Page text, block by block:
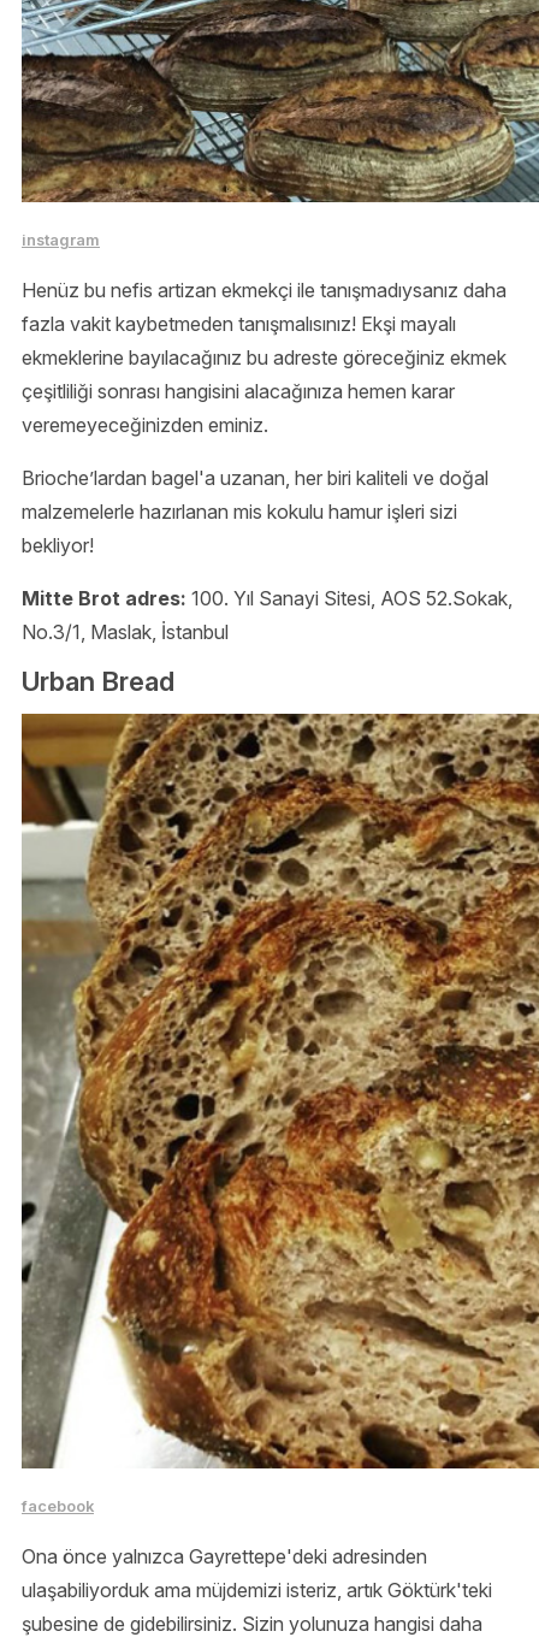
instagram
Henüz bu nefis artizan ekmekçi ile tanışmadıysanız daha
fazla vakit kaybetmeden tanışmalısınız! Ekşi mayalı
ekmeklerine bayılacağınız bu adreste göreceğiniz ekmek
çeşitliliği sonrası hangisini alacağınıza hemen karar
veremeyeceğinizden eminiz.
Brioche’lardan bagel'a uzanan, her biri kaliteli ve doğal
malzemelerle hazırlanan mis kokulu hamur işleri sizi
bekliyor!
Mitte Brot adres: 100. Yıl Sanayi Sitesi, AOS 52.Sokak,
No.3/1, Maslak, İstanbul
Urban Bread
facebook
Ona önce yalnızca Gayrettepe'deki adresinden
ulaşabiliyorduk ama müjdemizi isteriz, artık Göktürk'teki
şubesine de gidebilirsiniz. Sizin yolunuza hangisi daha